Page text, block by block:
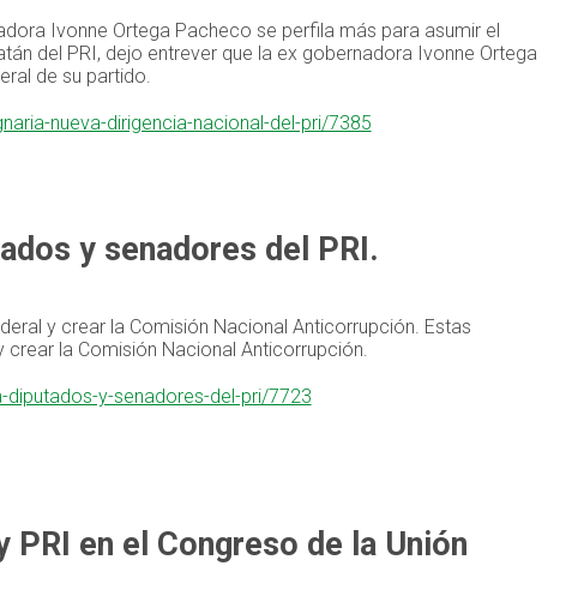
Ivonne Ortega Pacheco se perfila más para asumir el
del PRI, dejo entrever que la ex gobernadora Ivonne Ortega
de su partido.
nueva-dirigencia-nacional-del-pri/7385
y senadores del PRI.
y crear la Comisión Nacional Anticorrupción. Estas
la Comisión Nacional Anticorrupción.
y-senadores-del-pri/7723
en el Congreso de la Unión